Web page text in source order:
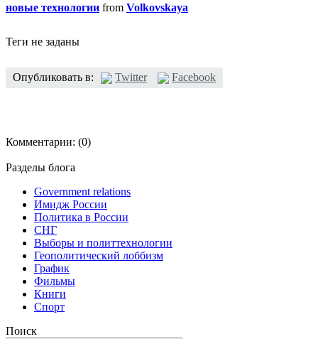
новые технологии from Volkovskaya
Теги не заданы
Опубликовать в: Twitter Facebook
Комментарии: (0)
Разделы блога
Government relations
Имидж России
Политика в России
СНГ
Выборы и политтехнологии
Геополитический лоббизм
График
Фильмы
Книги
Спорт
Поиск